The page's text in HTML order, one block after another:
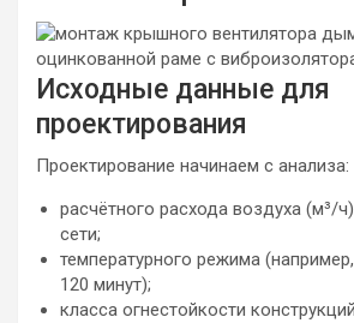
Исходные данные для
проектирования
Проектирование начинаем с анализа:
расчётного расхода воздуха (м³/
сети;
температурного режима
120 минут);
класса огнестойкости